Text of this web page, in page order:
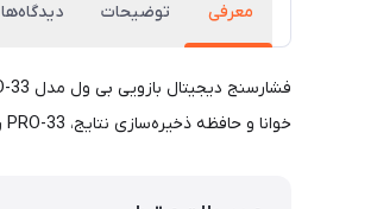
معرفی توضیحات دیدگاه‌ها
خوانا و حافظه ذخیره‌سازی نتایج، PRO-33 را به همراهی مطمئن در حفظ سلامتی شما بدل می‌سازد. همین حالا اقدام کنید!